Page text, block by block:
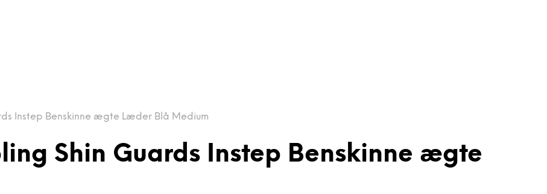
Instep Benskinne ægte Læder Blå Medium
Shin Guards Instep Benskinne ægte